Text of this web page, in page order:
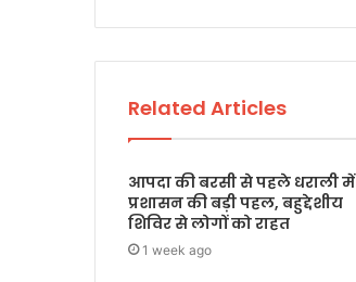
Related Articles
आपदा की बरसी से पहले धराली में
प्रशासन की बड़ी पहल, बहुद्देशीय
शिविर से लोगों को राहत
1 week ago